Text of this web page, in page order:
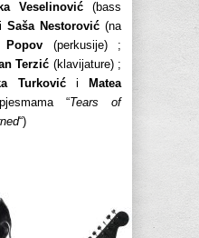
Veselinović(bass
Saša Nestorović (na
Popov (perkusije) ;
Terzić (klavijature) ;
Turkovići
Matea
“Tears of
“)